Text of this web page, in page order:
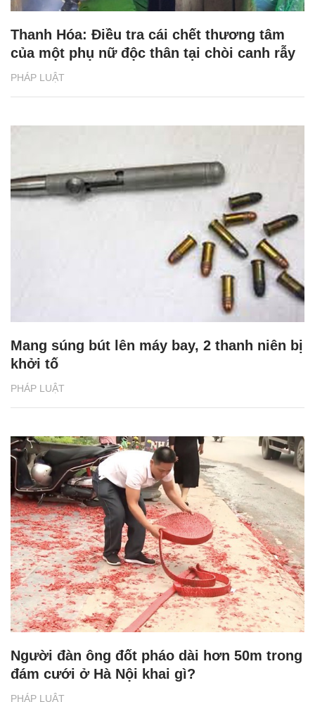
PHÁP LUẬT
Thanh Hóa: Điều tra cái chết thương tâm
của một phụ nữ độc thân tại chòi canh rẫy
PHÁP LUẬT
Mang súng bút lên máy bay, 2 thanh niên bị
khởi tố
PHÁP LUẬT
Người đàn ông đốt pháo dài hơn 50m trong
đám cưới ở Hà Nội khai gì?